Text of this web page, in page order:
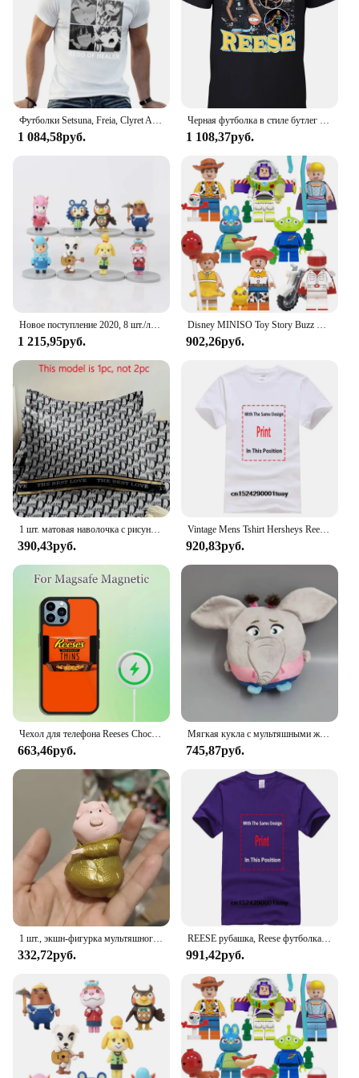
Футболки Setsuna, Freia, Clyret And Reese Redo Of Healer, футболки с рисунком рэпера, летние топы, мужские однотонные футболки
1 084,58руб.
Черная футболка в стиле бутлег Chicago Angel Reese
1 108,37руб.
Новое поступление 2020, 8 шт./лот, Animal Crossing, новые горизонты, Cyrus K.K Reese Isabelle, фигурки героев, игрушки, коллекция ПВХ, модель игрушки
1 215,95руб.
Disney MINISO Toy Story Buzz Lightyear Three Eyed Boy Woody Reese Children's Building Block Puzzle Toy Christmas Birthday Gifts
902,26руб.
1 шт. матовая наволочка с рисунком Reese, Мягкая Наволочка с застежкой-конвертом для спальни, постельное белье
390,43руб.
Vintage Mens Tshirt Hersheys Reeses Kisses Band small
920,83руб.
Чехол для телефона Reeses Chocolate для iPhone 13, 12, 11, 14, 15, Pro Max Plus Magsafe с магнитной беспроводной зарядкой
663,46руб.
Мягкая кукла с мультяшными животными размером 20 ~ 25 см, поет Мина, детская коллекция, искусственная игрушка
745,87руб.
1 шт., экшн-фигурка мультяшного животного, 5-8 см
332,72руб.
REESE рубашка, Reese футболка дань памяти Reese Horace Wilkerson, Малкольм в середине, винтажные смешные футболки с надписью «Merch», Джастином Тайлером берфилдом
991,42руб.